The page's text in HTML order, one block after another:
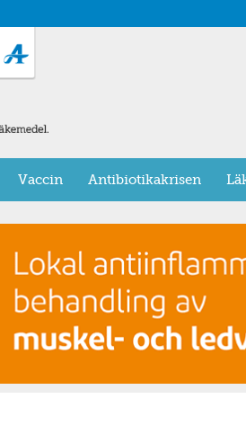
Vaccin Antibiotikakrisen